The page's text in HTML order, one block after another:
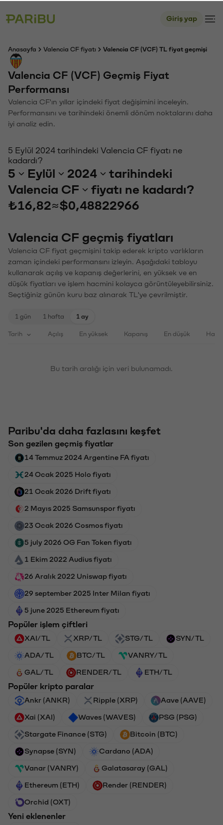
Giriş yap
Anasayfa Valencia CF fiyatı Valencia CF (VCF) TL fiyat geçmişi
Valencia CF (VCF) Geçmiş Fiyat
Performansı
Valencia CF'ın yıllar içindeki fiyat değişimini inceleyin.
Performansını ve tarihindeki önemli dönüm noktalarını daha
iyi analiz edin.
5 Eylül 2024 tarihindeki Valencia CF fiyatı ne
kadardı?
5 Eylül 2024
tarihindeki
Valencia CF
fiyatı ne kadardı?
₺16,82≈$0,48822966
Valencia CF geçmiş fiyatları
Valencia CF fiyat geçmişini takip ederek kripto varlıkların
zaman içindeki performansını izleyin. Aşağıdaki tabloyu
kullanarak açılış ve kapanış değerlerini, en yüksek ve en
düşük fiyatları ve işlem hacmini kolayca görüntüleyebilirsiniz.
Seçtiğiniz günün kuru baz alınarak TL'ye çevrilmiştir.
1 gün 1 hafta 1 ay
Tarih Açılış En yüksek Kapanış En düşük
Bu tarih aralığı için veri bulunamadı.
Paribu'da daha fazlasını keşfet
Son gezilen geçmiş fiyatlar
14 Temmuz 2024 Argentine FA fiyatı
24 Ocak 2025 Holo fiyatı
21 Ocak 2026 Drift fiyatı
2 Mayıs 2025 Samsunspor fiyatı
23 Ocak 2026 Cosmos fiyatı
5 july 2026 OG Fan Token fiyatı
1 Ekim 2022 Audius fiyatı
26 Aralık 2022 Uniswap fiyatı
29 september 2025 Inter Milan fiyatı
5 june 2025 Ethereum fiyatı
Popüler işlem çiftleri
XAI/TL XRP/TL STG/TL SYN/TL
ADA/TL BTC/TL VANRY/TL
GAL/TL RENDER/TL ETH/TL
Popüler kripto paralar
Ankr (ANKR) Ripple (XRP) Aave (AAVE)
Xai (XAI) Waves (WAVES) PSG (PSG)
Stargate Finance (STG) Bitcoin (BTC)
Synapse (SYN) Cardano (ADA)
Vanar (VANRY) Galatasaray (GAL)
Ethereum (ETH) Render (RENDER)
Orchid (OXT)
Yeni eklenenler